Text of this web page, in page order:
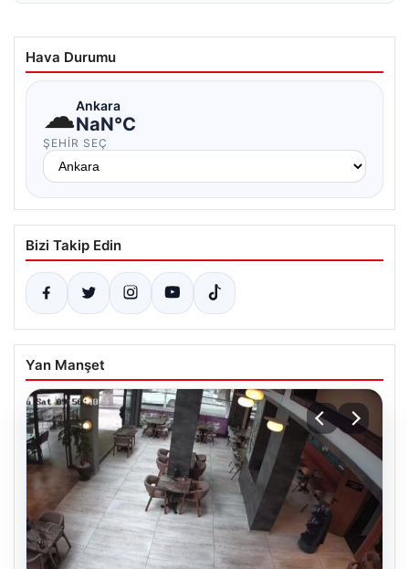
Hava Durumu
☁Ankara
NaN°C
ŞEHIR SEÇ
Bizi Takip Edin
Yan Manşet